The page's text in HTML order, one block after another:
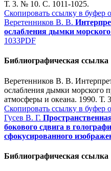
Т. 3. № 10. С. 1011-1025.
Скопировать ссылку в буфер
Веретенников В. В.
ослабления дымки
1033PDF
Библиографическая ссылка
Веретенников В. В.
ослабления дымки морского
атмосферы и океана. 1990. Т.
Скопировать ссылку в буфер
Гусев В. Г.
бокового сдвига в
сфокусированного
Библиографическая ссылка